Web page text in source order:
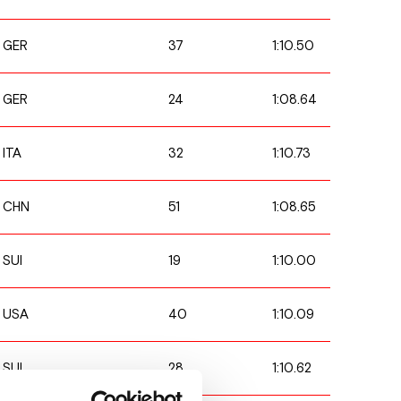
GER 37 1:10.50
GER 24 1:08.64
ITA 32 1:10.73
CHN 51 1:08.65
SUI 19 1:10.00
USA 40 1:10.09
SUI 28 1:10.62